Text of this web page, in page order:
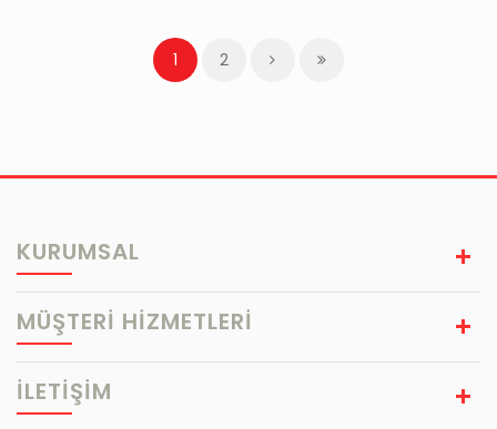
1 2
KURUMSAL
MÜŞTERİ HİZMETLERİ
İLETİŞİM